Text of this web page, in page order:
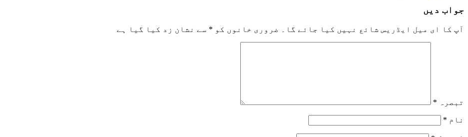
جواب دیں
آپ کا ای میل ایڈریس شائع نہیں کیا جائے گا۔ ضروری خانوں کو * سے نشان زد کیا گیا ہے
تبصرہ *
نام *